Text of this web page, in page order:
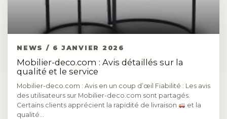
NEWS / 6 JANVIER 2026
Mobilier-deco.com : Avis détaillés sur la
qualité et le service
Mobilier-deco.com : Avis en un coup d’œil Fiabilité : Les avis
des utilisateurs sur Mobilier-deco.com sont partagés.
Certains clients apprécient la rapidité de livraison
et la
qualité…